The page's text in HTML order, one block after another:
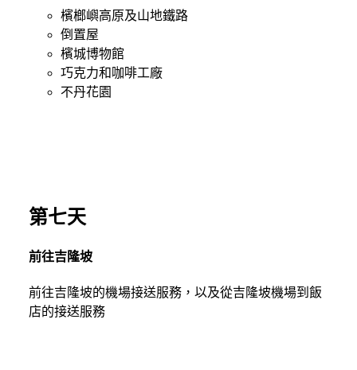
檳榔嶼高原及山地鐵路
倒置屋
檳城博物館
巧克力和咖啡工廠
不丹花園
第七天
前往吉隆坡
前往吉隆坡的機場接送服務，以及從吉隆坡機場到飯
店的接送服務